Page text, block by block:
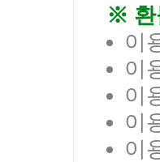
※ 환
이
이
이
이
이